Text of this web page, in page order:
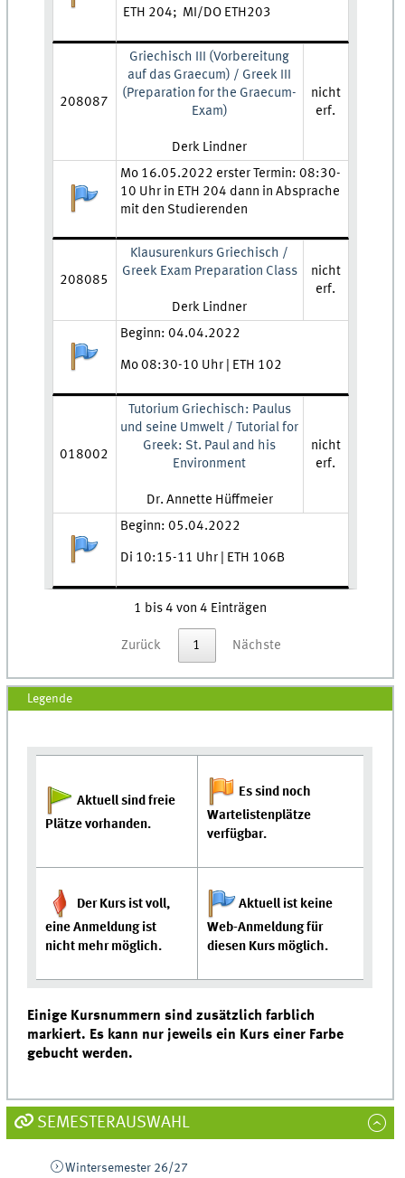
ETH 204; MI/DO ETH203
208087
Griechisch III (Vorbereitung
auf das Graecum) / Greek III
(Preparation for the Graecum-
Exam)
Lehrkraft:
Derk Lindner
nicht
erf.
Anmeldestatus:
Zeit und Ort:
Mo 16.05.2022 erster Termin: 08:30-
10 Uhr in ETH 204 dann in Absprache
mit den Studierenden
208085
Klausurenkurs Griechisch /
Greek Exam Preparation Class
Lehrkraft:
Derk Lindner
nicht
erf.
Anmeldestatus:
Zeit und Ort:
Beginn: 04.04.2022
Mo 08:30-10 Uhr | ETH 102
018002
Tutorium Griechisch: Paulus
und seine Umwelt / Tutorial for
Greek: St. Paul and his
Environment
Lehrkraft:
Dr. Annette Hüffmeier
nicht
erf.
Anmeldestatus:
Zeit und Ort:
Beginn: 05.04.2022
Di 10:15-11 Uhr | ETH 106B
1 bis 4 von 4 Einträgen
Zurück 1 Nächste
Legende
Aktuell sind freie
Plätze vorhanden.
Es sind noch
Wartelistenplätze
verfügbar.
Der Kurs ist voll,
eine Anmeldung ist
nicht mehr möglich.
Aktuell ist keine
Web-Anmeldung für
diesen Kurs möglich.
Einige Kursnummern sind zusätzlich farblich
markiert. Es kann nur jeweils ein Kurs einer Farbe
gebucht werden.
SEMESTERAUSWAHL
Wintersemester 26/27